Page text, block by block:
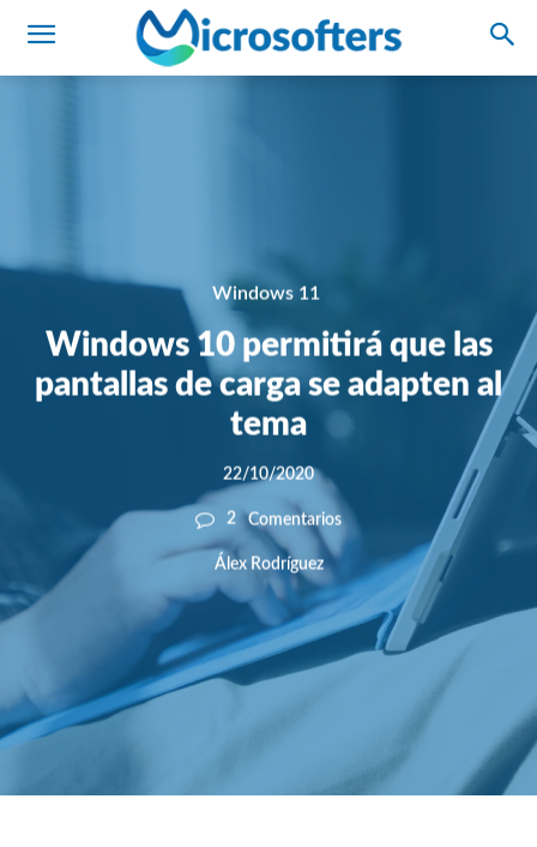
Windows 11
Windows 10 permitirá que las
pantallas de carga se adapten al
tema
22/10/2020
2 Comentarios
Álex Rodríguez